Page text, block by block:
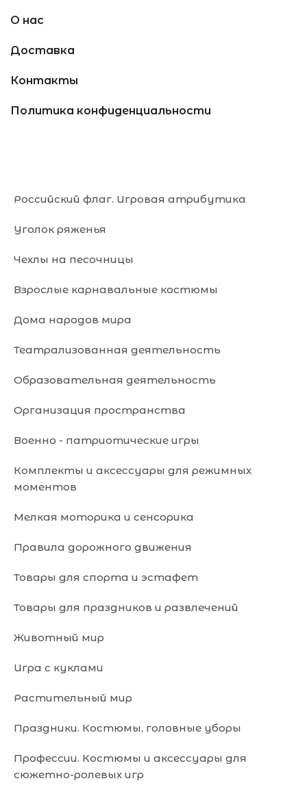
О нас
Доставка
Контакты
Политика конфиденциальности
Российский флаг. Игровая атрибутика
Уголок ряженья
Чехлы на песочницы
Взрослые карнавальные костюмы
Дома народов мира
Театрализованная деятельность
Образовательная деятельность
Организация пространства
Военно - патриотические игры
Комплекты и аксессуары для режимных
моментов
Мелкая моторика и сенсорика
Правила дорожного движения
Товары для спорта и эстафет
Товары для праздников и развлечений
Животный мир
Игра с куклами
Растительный мир
Праздники. Костюмы, головные уборы
Профессии. Костюмы и аксессуары для
сюжетно-ролевых игр